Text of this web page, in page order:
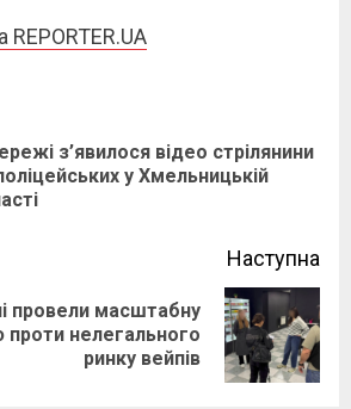
з’явилося відео стрілянини
у Хмельницькій
Наступна
провели масштабну
проти нелегального
ринку вейпів